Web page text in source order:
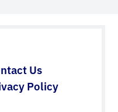
Us
Policy